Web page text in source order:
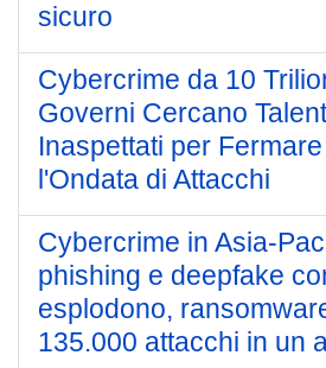
sicuro
Cybercrime da 10
Governi Cercano
Inaspettati per Fermare
l'Ondata di Attacchi
Cybercrime in Asia-
phishing e deepfake
esplodono,
135.000 attacchi in un